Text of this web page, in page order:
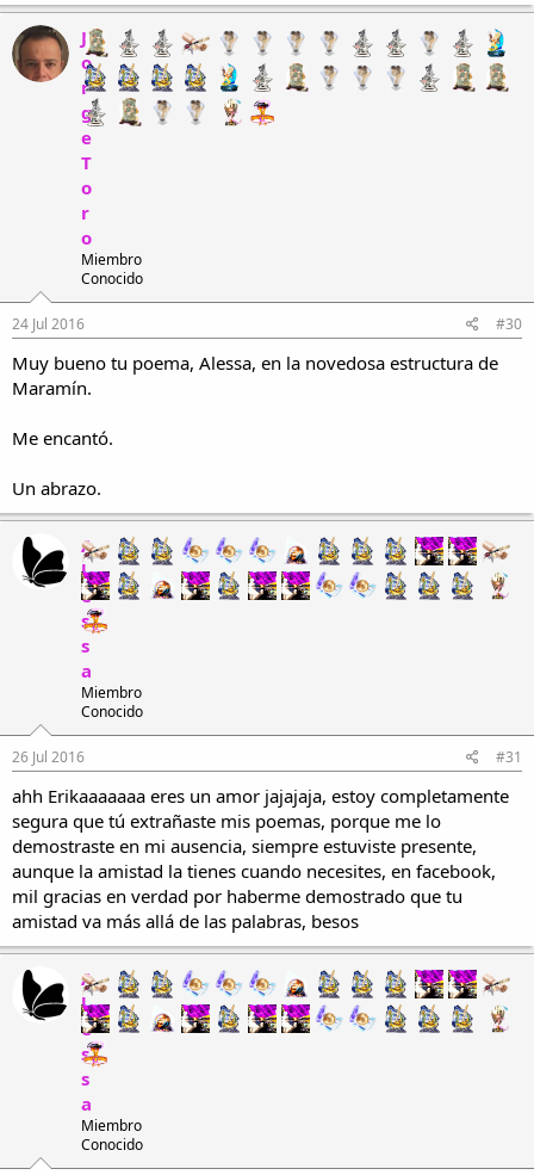
J
o
r
g
e
T
o
r
o
Miembro
Conocido
24 Jul 2016 #30
Muy bueno tu poema, Alessa, en la novedosa estructura de
Maramín.
Me encantó.
Un abrazo.
A
l
e
s
s
a
Miembro
Conocido
26 Jul 2016 #31
ahh Erikaaaaaaa eres un amor jajajaja, estoy completamente
segura que tú extrañaste mis poemas, porque me lo
demostraste en mi ausencia, siempre estuviste presente,
aunque la amistad la tienes cuando necesites, en facebook,
mil gracias en verdad por haberme demostrado que tu
amistad va más allá de las palabras, besos
A
l
e
s
s
a
Miembro
Conocido